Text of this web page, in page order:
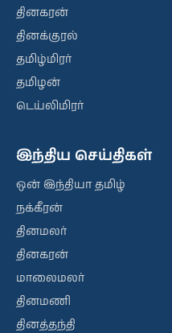
தினகரன்
தினக்குரல்
தமிழ்மிரர்
தமிழன்
டெய்லிமிரர்
இந்திய செய்திகள்
ஒன் இந்தியா தமிழ்
நக்கீரன்
தினமலர்
தினகரன்
மாலைமலர்
தினமணி
தினத்தந்தி